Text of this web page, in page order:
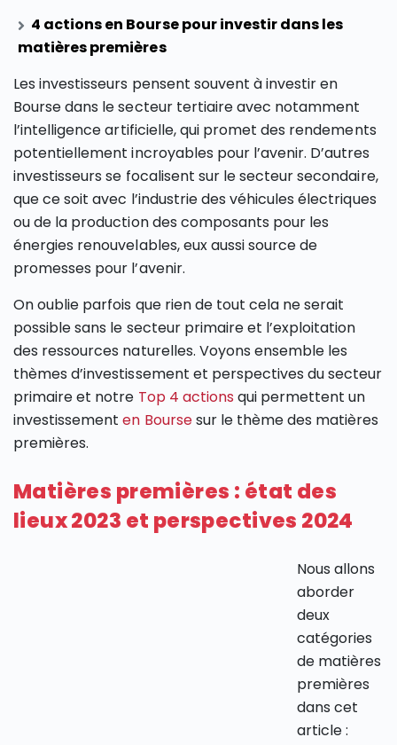
4 actions en Bourse pour investir dans les
matières premières
Les investisseurs pensent souvent à investir en
Bourse dans le secteur tertiaire avec notamment
l’intelligence artificielle, qui promet des rendements
potentiellement incroyables pour l’avenir. D’autres
investisseurs se focalisent sur le secteur secondaire,
que ce soit avec l’industrie des véhicules électriques
ou de la production des composants pour les
énergies renouvelables, eux aussi source de
promesses pour l’avenir.
On oublie parfois que rien de tout cela ne serait
possible sans le secteur primaire et l’exploitation
des ressources naturelles. Voyons ensemble les
thèmes d’investissement et perspectives du secteur
primaire et notre Top 4 actions qui permettent un
investissementen Boursesur le thème des matières
premières.
Matières premières : état des
lieux 2023 et perspectives 2024
Nous allons
aborder
deux
catégories
de matières
premières
dans cet
article :